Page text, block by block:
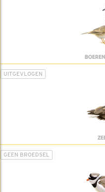
UITGEVLOGEN
GEEN BROEDSEL